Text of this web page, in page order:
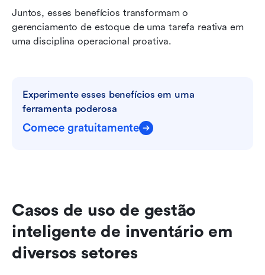
Juntos, esses benefícios transformam o
gerenciamento de estoque de uma tarefa reativa em
uma disciplina operacional proativa.
Experimente esses benefícios em uma
ferramenta poderosa
Comece gratuitamente
Casos de uso de gestão
inteligente de inventário em
diversos setores